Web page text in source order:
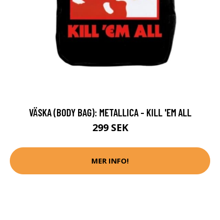
VÄSKA (BODY BAG): METALLICA - KILL 'EM ALL
299 SEK
MER INFO!